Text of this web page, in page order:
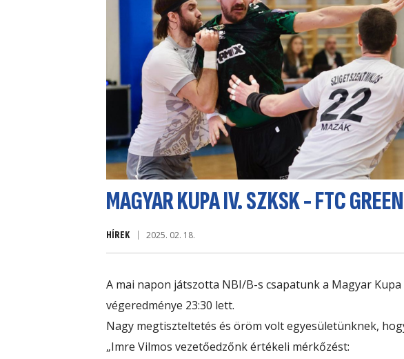
MAGYAR KUPA IV. SZKSK - FTC
HÍREK 2025. 02. 18.
A mai napon játszotta NBI/B-s csapatunk a Magyar
végeredménye 23:30 lett.
Nagy megtiszteltetés és öröm volt egyesületünknek,
„Imre Vilmos vezetőedzőnk értékeli mérkőzést: